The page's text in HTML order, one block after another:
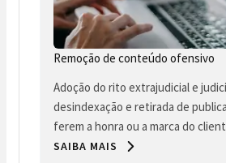
Remoção de conteúdo ofensivo
Adoção do rito extrajudicial e
desindexação e retirada de
ferem a honra ou a marca do
SAIBA MAIS